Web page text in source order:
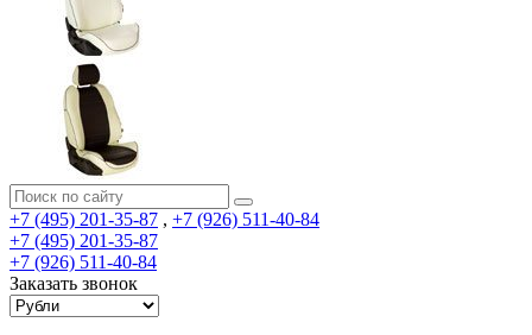
+7 (495) 201-35-87 , +7 (926) 511-40-84
+7 (495) 201-35-87
+7 (926) 511-40-84
Заказать звонок